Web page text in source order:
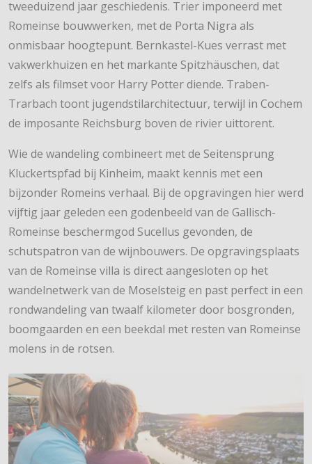
tweeduizend jaar geschiedenis. Trier imponeerd met
Romeinse bouwwerken, met de Porta Nigra als
onmisbaar hoogtepunt. Bernkastel-Kues verrast met
vakwerkhuizen en het markante Spitzhäuschen, dat
zelfs als filmset voor Harry Potter diende. Traben-
Trarbach toont jugendstilarchitectuur, terwijl in Cochem
de imposante Reichsburg boven de rivier uittorent.
Wie de wandeling combineert met de Seitensprung
Kluckertspfad bij Kinheim, maakt kennis met een
bijzonder Romeins verhaal. Bij de opgravingen hier werd
vijftig jaar geleden een godenbeeld van de Gallisch-
Romeinse beschermgod Sucellus gevonden, de
schutspatron van de wijnbouwers. De opgravingsplaats
van de Romeinse villa is direct aangesloten op het
wandelnetwerk van de Moselsteig en past perfect in een
rondwandeling van twaalf kilometer door bosgronden,
boomgaarden en een beekdal met resten van Romeinse
molens in de rotsen.